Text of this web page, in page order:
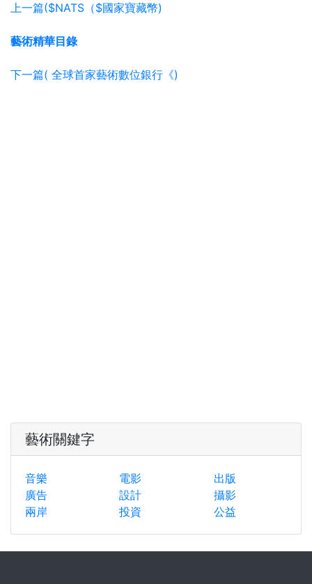
上一篇($NATS（$國家寶藏幣)
藝術精華目錄
下一篇( 全球首家藝術數位銀行《)
藝術關鍵字
音樂 電影
出版
廣告
設計
攝影
兩岸
投資 公益